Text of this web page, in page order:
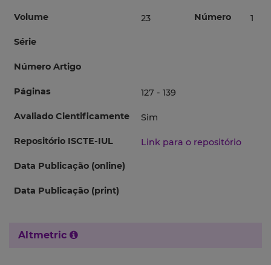
Volume 23 Número 1
Série
Número Artigo
Páginas 127 - 139
Avaliado Cientificamente Sim
Repositório ISCTE-IUL Link para o repositório
Data Publicação (online)
Data Publicação (print)
Altmetric